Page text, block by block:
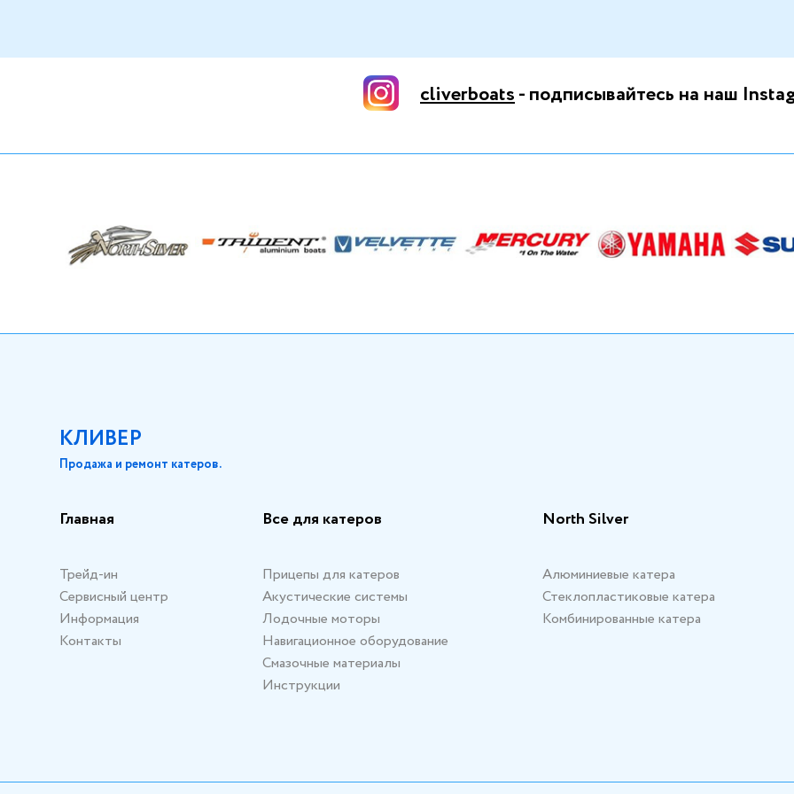
cliverboats- подписывайтесь на наш
КЛИВЕР
Продажа и ремонт катеров.
Главная
Трейд-ин
Сервисный центр
Информация
Контакты
Все для катеров
Прицепы для катеров
Акустические системы
Лодочные моторы
Навигационное оборудование
Смазочные материалы
Инструкции
North Silver
Алюминиевые катера
Стеклопластиковые катера
Комбинированные катера